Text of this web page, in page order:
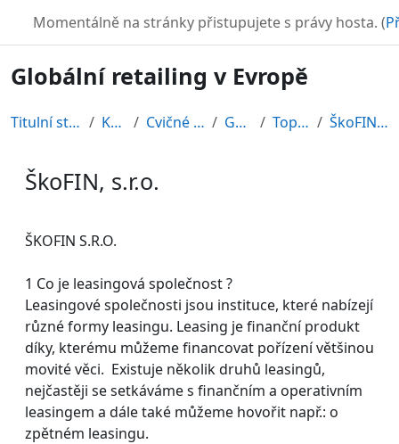
TURBO
Momentálně na stránky přistupujete s právy hosta. (
Globální retailing v Evropě
Titulní stránka Kurzy Cvičné kurzy GRE08 Topic 11 ŠkoFIN, s.r.o.
ŠkoFIN, s.r.o.
ŠKOFIN S.R.O.
1 Co je leasingová společnost ?
Leasingové společnosti jsou instituce, které nabízejí
různé formy leasingu. Leasing je finanční produkt
díky, kterému můžeme financovat pořízení většinou
movité věci. Existuje několik druhů leasingů,
nejčastěji se setkáváme s finančním a operativním
leasingem a dále také můžeme hovořit např.: o
zpětném leasingu.